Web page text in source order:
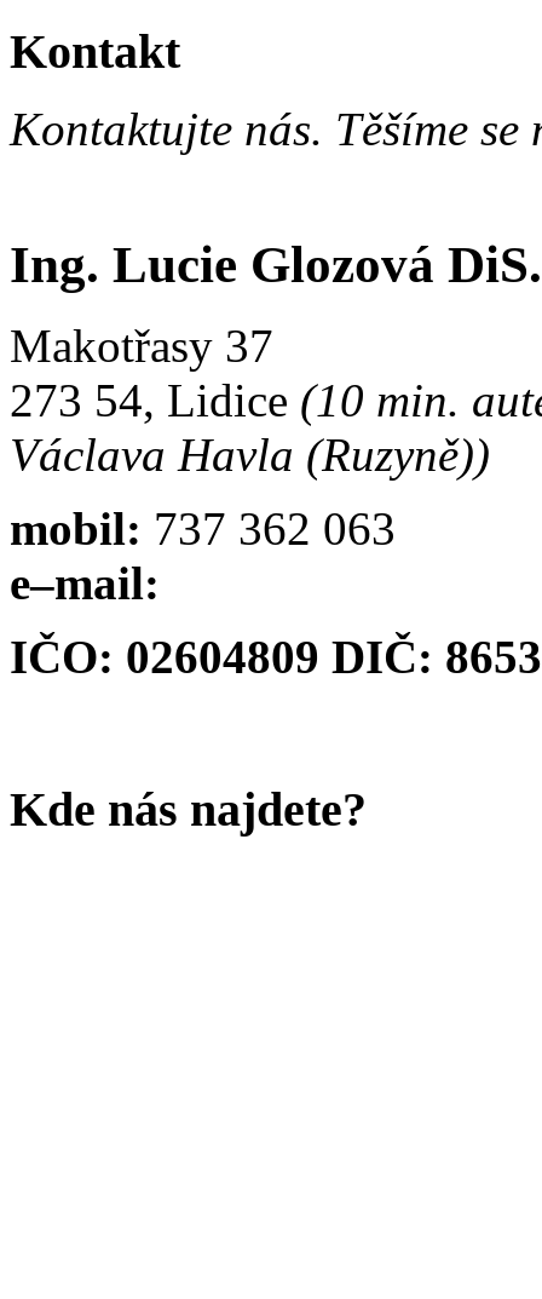
Kontakt
Kontaktujte nás. Těšíme se
Ing. Lucie Glozová DiS.
Makotřasy 37
273 54, Lidice (10 min.
Václava Havla (Ruzyně))
mobil: 737 362 063
e–mail:
IČO: 02604809 DIČ:
Kde nás najdete?